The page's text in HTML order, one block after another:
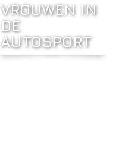
VROUWEN IN
DE
AUTOSPORT